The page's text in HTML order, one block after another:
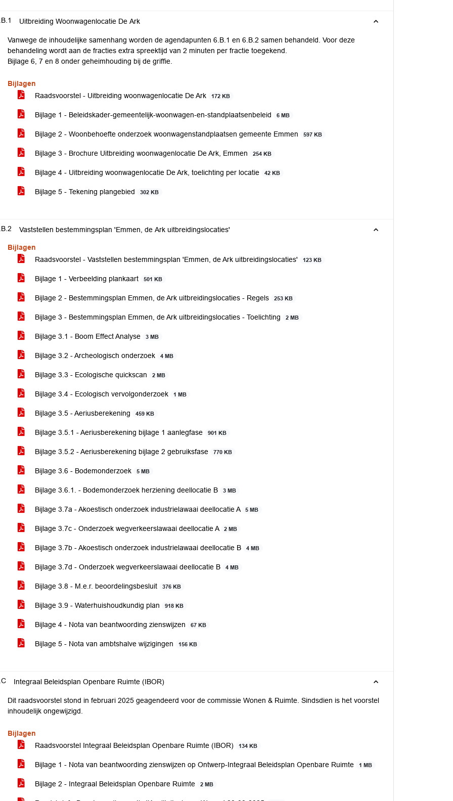
Uitbreiding Woonwagenlocatie De Ark
Vanwege de inhoudelijke samenhang worden de agendapunten 6.B.1 en 6.B.2 samen behandeld. Voor deze
behandeling wordt aan de fracties extra spreektijd van 2 minuten per fractie toegekend.
Bijlage 6, 7 en 8 onder geheimhouding bij de griffie.
Bijlagen
Raadsvoorstel - Uitbreiding woonwagenlocatie De Ark
172 KB
Bijlage 1 - Beleidskader-gemeentelijk-woonwagen-en-standplaatsenbeleid 6 MB
Bijlage 2 - Woonbehoefte onderzoek woonwagenstandplaatsen gemeente Emmen 597 KB
Bijlage 3 - Brochure Uitbreiding woonwagenlocatie De Ark, Emmen 254 KB
Bijlage 4 - Uitbreiding woonwagenlocatie De Ark, toelichting per locatie 42 KB
Bijlage 5 - Tekening plangebied 302 KB
Vaststellen bestemmingsplan 'Emmen, de Ark uitbreidingslocaties'
Bijlagen
Raadsvoorstel - Vaststellen bestemmingsplan 'Emmen, de Ark uitbreidingslocaties'
123 KB
Bijlage 1 - Verbeelding plankaart 501 KB
Bijlage 2 - Bestemmingsplan Emmen, de Ark uitbreidingslocaties - Regels 253 KB
Bijlage 3 - Bestemmingsplan Emmen, de Ark uitbreidingslocaties - Toelichting 2 MB
Bijlage 3.1 - Boom Effect Analyse 3 MB
Bijlage 3.2 - Archeologisch onderzoek 4 MB
Bijlage 3.3 - Ecologische quickscan 2 MB
Bijlage 3.4 - Ecologisch vervolgonderzoek 1 MB
Bijlage 3.5 - Aeriusberekening 459 KB
Bijlage 3.5.1 - Aeriusberekening bijlage 1 aanlegfase 901 KB
Bijlage 3.5.2 - Aeriusberekening bijlage 2 gebruiksfase 770 KB
Bijlage 3.6 - Bodemonderzoek 5 MB
Bijlage 3.6.1. - Bodemonderzoek herziening deellocatie B 3 MB
Bijlage 3.7a - Akoestisch onderzoek industrielawaai deellocatie A 5 MB
Bijlage 3.7c - Onderzoek wegverkeerslawaai deellocatie A 2 MB
Bijlage 3.7b - Akoestisch onderzoek industrielawaai deellocatie B 4 MB
Bijlage 3.7d - Onderzoek wegverkeerslawaai deellocatie B 4 MB
Bijlage 3.8 - M.e.r. beoordelingsbesluit 376 KB
Bijlage 3.9 - Waterhuishoudkundig plan 918 KB
Bijlage 4 - Nota van beantwoording zienswijzen 67 KB
Bijlage 5 - Nota van ambtshalve wijzigingen 156 KB
Integraal Beleidsplan Openbare Ruimte (IBOR)
Dit raadsvoorstel stond in februari 2025 geagendeerd voor de commissie Wonen & Ruimte. Sindsdien is het voorstel
inhoudelijk ongewijzigd.
Bijlagen
Raadsvoorstel Integraal Beleidsplan Openbare Ruimte (IBOR)
134 KB
Bijlage 1 - Nota van beantwoording zienswijzen op Ontwerp-Integraal Beleidsplan Openbare Ruimte 1 MB
Bijlage 2 - Integraal Beleidsplan Openbare Ruimte 2 MB